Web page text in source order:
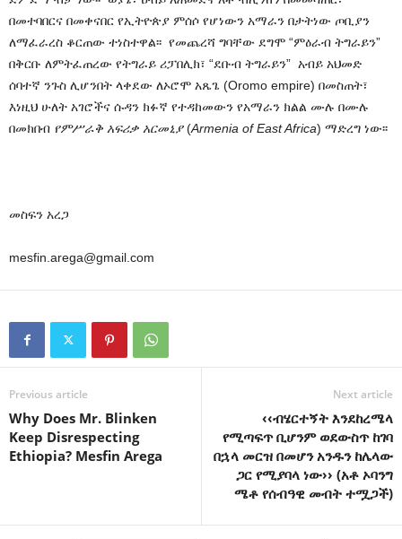
በመተባበርና በመቀናበር የኢትዮጵያ ምሰሶ የሆነውን አማራን በታትነው ጦቢያን
ለማፈራረስ ቆርጠው ተነስተዋል፡፡ የመጨረሻ ግባቸው ደግሞ “ምዕራብ ትግራይን”
በቅርቡ ለምትፈጠረው የትግራይ ሪፓበሊክ፣ “ደቡብ ትግራይን” አብይ አህመድ
ሰባተኛ ንጉስ ሊሆንበት ላቀደው ለኦሮሞ አጼጌ (Oromo empire) በመስጠት፣
እነዚህ ሁለት አገሮችና ሱዳን ክፉኛ የተዳከመውን የአማራን ክልል ሙሉ በሙሉ
በመክበብ የምሥራቅ አፍሪቃ አርመኒያ(Armenia of East Africa) ማድረግ ነው፡፡
መስፍን አረጋ
mesfin.arega@gmail.com
Previous article
Why Does Mr. Blinken
Keep Disrespecting
Ethiopia? Mesfin Arega
Next article
‹‹ብሄርተኝት እንደከረሜላ
የሚጣፍጥ ቢሆንም ወደውስጥ ከገባ
በኋላ መርዝ በመሆን አንዱን ከሌላው
ጋር የሚያባላ ነው›› (አቶ ኦባንግ
ሜቶ የሰብዓዊ መብት ተሟጋች)